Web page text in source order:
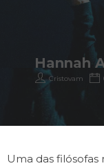
Hannah
Cristovam
Uma das